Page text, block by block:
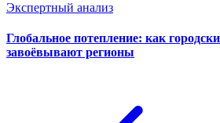
Экспертный анализ
Глобальное потепление: как
завоёвывают регионы